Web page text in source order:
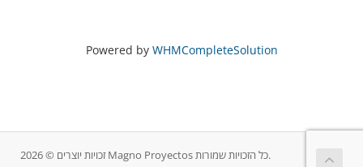
Powered by WHMCompleteSolution
זכויות יוצרים © 2026 Magno Proyectos כל הזכויות שמורות.